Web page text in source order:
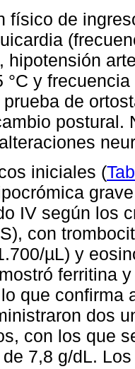
físico de
hipotensión
°C y
de
postural.
iniciales (
IV según los
con
µL) y
ferritina
que confirma
dos
con los que
7,8 g/dL.